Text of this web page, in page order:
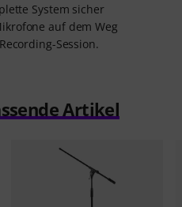
System sicher
auf dem Weg
Session.
Artikel